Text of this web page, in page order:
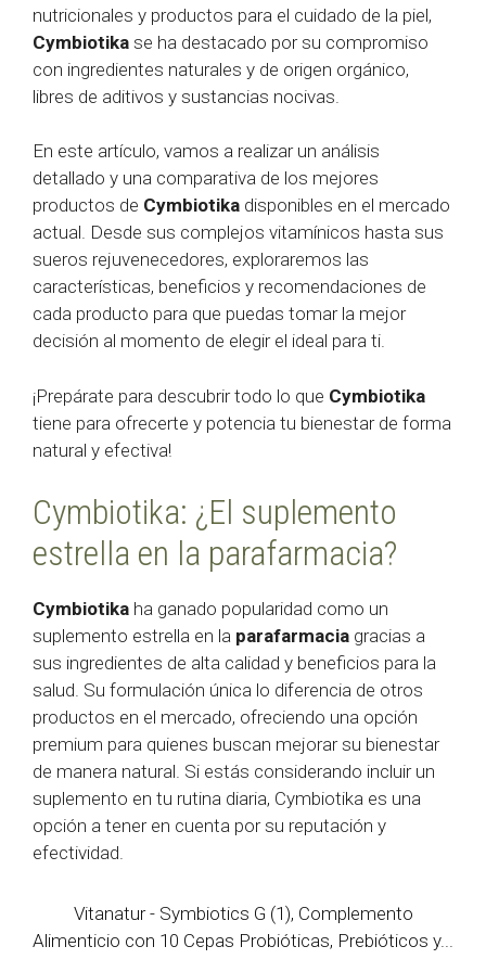
nutricionales y productos para el cuidado de la piel,
Cymbiotika se ha destacado por su compromiso
con ingredientes naturales y de origen orgánico,
libres de aditivos y sustancias nocivas.
En este artículo, vamos a realizar un análisis
detallado y una comparativa de los mejores
productos de Cymbiotika disponibles en el mercado
actual. Desde sus complejos vitamínicos hasta sus
sueros rejuvenecedores, exploraremos las
características, beneficios y recomendaciones de
cada producto para que puedas tomar la mejor
decisión al momento de elegir el ideal para ti.
¡Prepárate para descubrir todo lo que Cymbiotika
tiene para ofrecerte y potencia tu bienestar de forma
natural y efectiva!
Cymbiotika: ¿El suplemento
estrella en la parafarmacia?
Cymbiotika ha ganado popularidad como un
suplemento estrella en la parafarmacia gracias a
sus ingredientes de alta calidad y beneficios para la
salud. Su formulación única lo diferencia de otros
productos en el mercado, ofreciendo una opción
premium para quienes buscan mejorar su bienestar
de manera natural. Si estás considerando incluir un
suplemento en tu rutina diaria, Cymbiotika es una
opción a tener en cuenta por su reputación y
efectividad.
Vitanatur - Symbiotics G (1), Complemento
Alimenticio con 10 Cepas Probióticas, Prebióticos y...